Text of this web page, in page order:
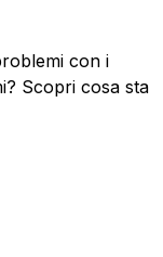
con i
Scopri cosa sta